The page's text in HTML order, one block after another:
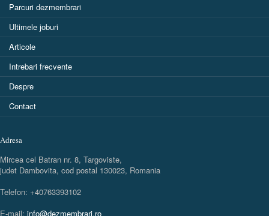
Parcuri dezmembrari
Ultimele joburi
Articole
Intrebari frecvente
Despre
Contact
Adresa
Mircea cel Batran nr. 8, Targoviste,
judet Dambovita, cod postal 130023, Romania
Telefon: +40763393102
E-mail: info@dezmembrari.ro